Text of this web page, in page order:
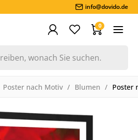
info@dovido.de
0
Poster nach Motiv Blumen Poster